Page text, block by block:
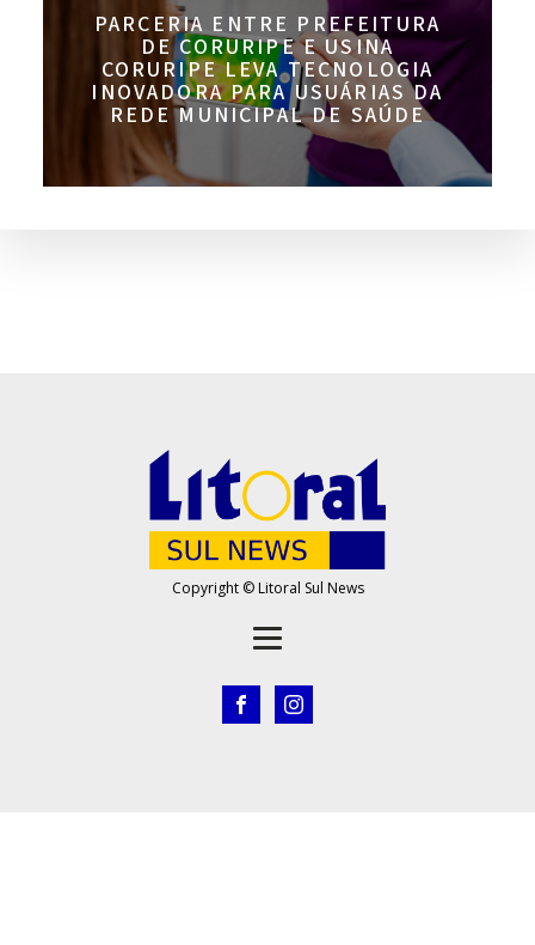
PARCERIA ENTRE PREFEITURA
DE CORURIPE E USINA
CORURIPE LEVA TECNOLOGIA
INOVADORA PARA USUÁRIAS DA
REDE MUNICIPAL DE SAÚDE
Copyright © Litoral Sul News